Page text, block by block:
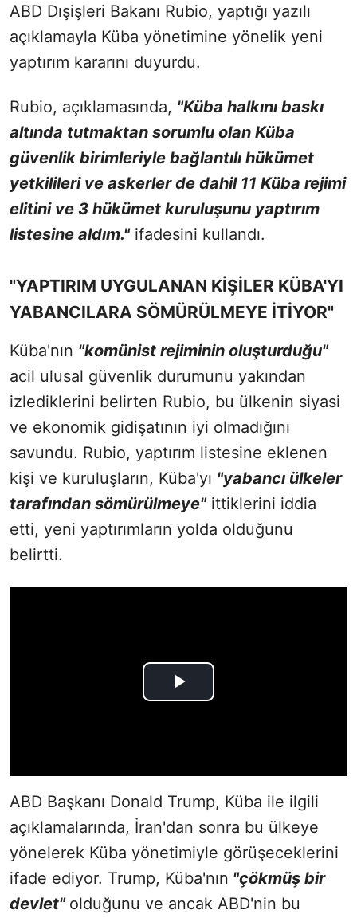
ABD Dışişleri Bakanı Rubio, yaptığı yazılı
açıklamayla Küba yönetimine yönelik yeni
yaptırım kararını duyurdu.
Rubio, açıklamasında, "Küba halkını baskı
altında tutmaktan sorumlu olan Küba
güvenlik birimleriyle bağlantılı hükümet
yetkilileri ve askerler de dahil 11 Küba rejimi
elitini ve 3 hükümet kuruluşunu yaptırım
listesine aldım."ifadesini kullandı.
"YAPTIRIM UYGULANAN KİŞİLER KÜBA'YI
YABANCILARA SÖMÜRÜLMEYE İTİYOR"
Küba'nın "komünist rejiminin oluşturduğu"
acil ulusal güvenlik durumunu yakından
izlediklerini belirten Rubio, bu ülkenin siyasi
ve ekonomik gidişatının iyi olmadığını
savundu. Rubio, yaptırım listesine eklenen
kişi ve kuruluşların, Küba'yı "yabancı ülkeler
tarafından sömürülmeye"ittiklerini iddia
etti, yeni yaptırımların yolda olduğunu
belirtti.
ABD Başkanı Donald Trump, Küba ile ilgili
açıklamalarında, İran'dan sonra bu ülkeye
yönelerek Küba yönetimiyle görüşeceklerini
ifade ediyor. Trump, Küba'nın "çökmüş bir
devlet" olduğunu ve ancak ABD'nin bu